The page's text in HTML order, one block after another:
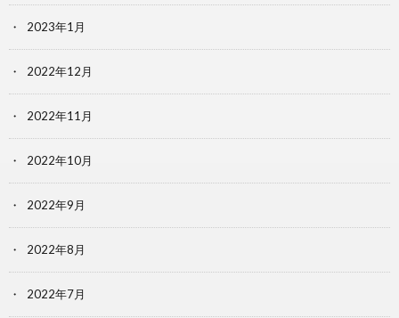
2023年1月
2022年12月
2022年11月
2022年10月
2022年9月
2022年8月
2022年7月